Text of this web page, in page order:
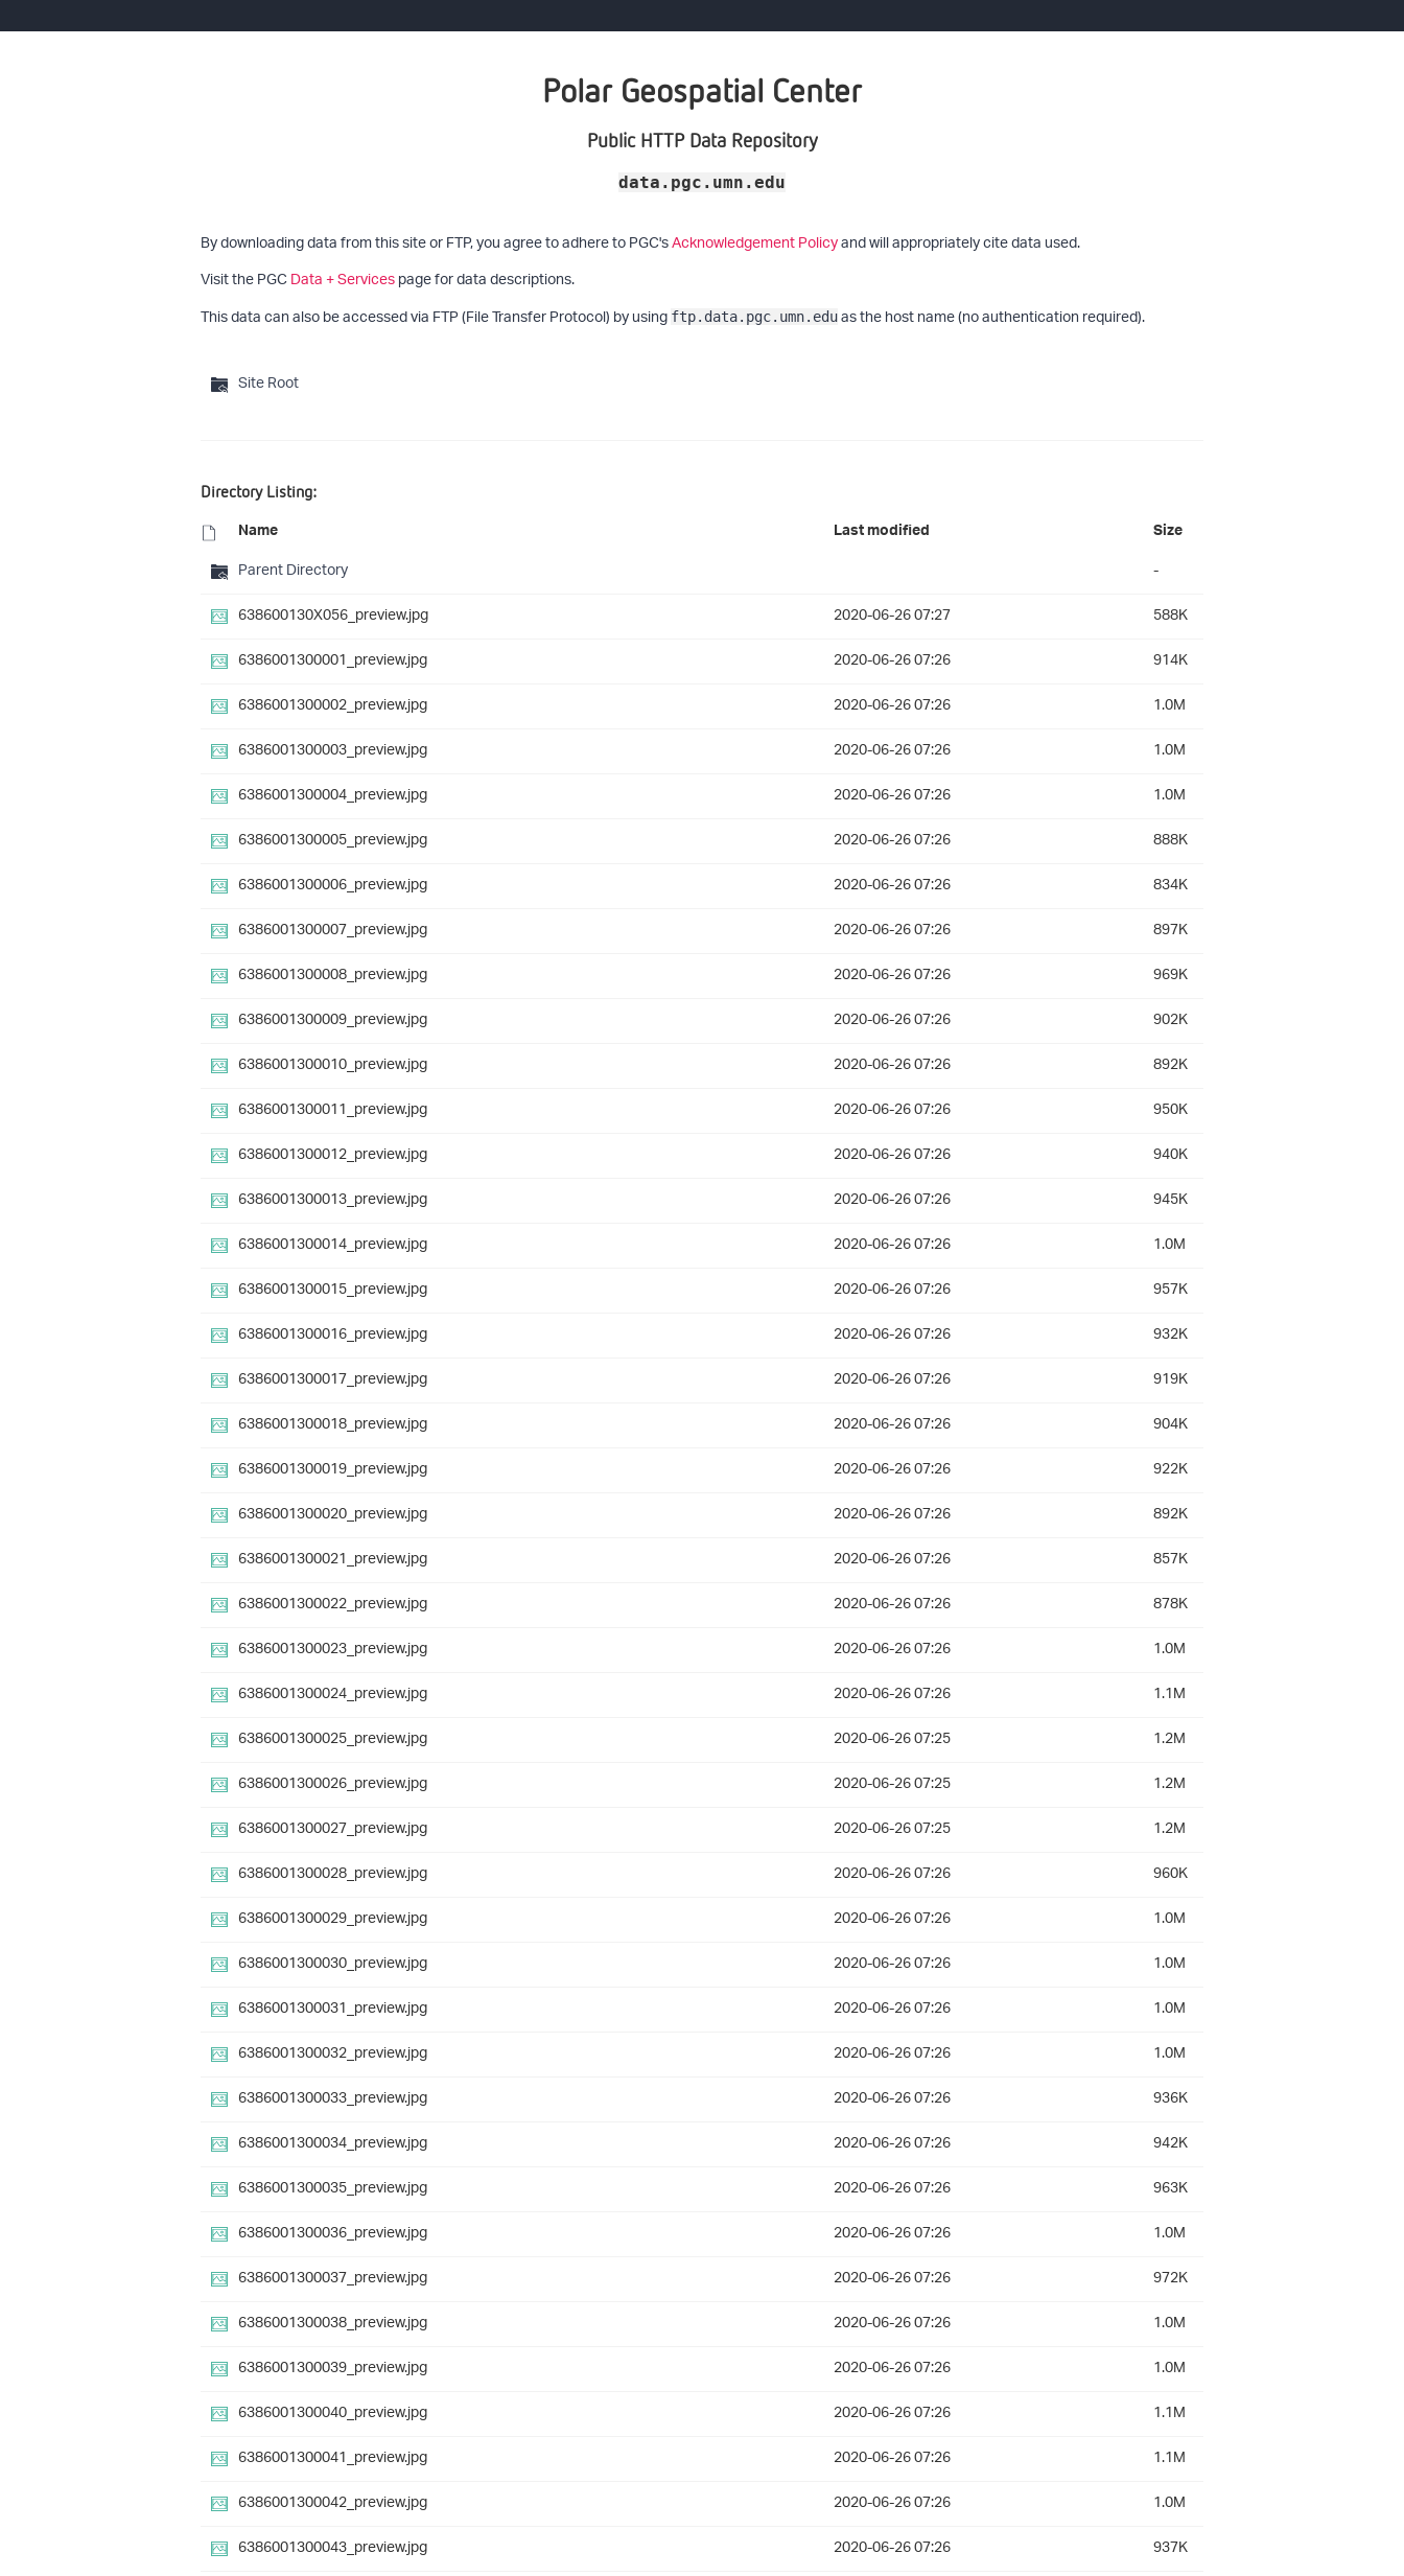
Polar Geospatial Center
Public HTTP Data Repository
data.pgc.umn.edu
By downloading data from this site or FTP, you agree to adhere to PGC'sAcknowledgement Policyand will appropriately cite data used.
Visit the PGCData + Servicespage for data descriptions.
This data can also be accessed via FTP (File Transfer Protocol) by using ftp.data.pgc.umn.eduas the host name (no authentication required).
Site Root
Directory Listing:
Name Last modified Size
Parent Directory
-
638600130X056_preview.jpg
2020-06-26 07:27
588K
6386001300001_preview.jpg
2020-06-26 07:26
914K
6386001300002_preview.jpg
2020-06-26 07:26
1.0M
6386001300003_preview.jpg
2020-06-26 07:26
1.0M
6386001300004_preview.jpg
2020-06-26 07:26
1.0M
6386001300005_preview.jpg
2020-06-26 07:26
888K
6386001300006_preview.jpg
2020-06-26 07:26
834K
6386001300007_preview.jpg
2020-06-26 07:26
897K
6386001300008_preview.jpg
2020-06-26 07:26
969K
6386001300009_preview.jpg
2020-06-26 07:26
902K
6386001300010_preview.jpg
2020-06-26 07:26
892K
6386001300011_preview.jpg
2020-06-26 07:26
950K
6386001300012_preview.jpg
2020-06-26 07:26
940K
6386001300013_preview.jpg
2020-06-26 07:26
945K
6386001300014_preview.jpg
2020-06-26 07:26
1.0M
6386001300015_preview.jpg
2020-06-26 07:26
957K
6386001300016_preview.jpg
2020-06-26 07:26
932K
6386001300017_preview.jpg
2020-06-26 07:26
919K
6386001300018_preview.jpg
2020-06-26 07:26
904K
6386001300019_preview.jpg
2020-06-26 07:26
922K
6386001300020_preview.jpg
2020-06-26 07:26
892K
6386001300021_preview.jpg
2020-06-26 07:26
857K
6386001300022_preview.jpg
2020-06-26 07:26
878K
6386001300023_preview.jpg
2020-06-26 07:26
1.0M
6386001300024_preview.jpg
2020-06-26 07:26
1.1M
6386001300025_preview.jpg
2020-06-26 07:25
1.2M
6386001300026_preview.jpg
2020-06-26 07:25
1.2M
6386001300027_preview.jpg
2020-06-26 07:25
1.2M
6386001300028_preview.jpg
2020-06-26 07:26
960K
6386001300029_preview.jpg
2020-06-26 07:26
1.0M
6386001300030_preview.jpg
2020-06-26 07:26
1.0M
6386001300031_preview.jpg
2020-06-26 07:26
1.0M
6386001300032_preview.jpg
2020-06-26 07:26
1.0M
6386001300033_preview.jpg
2020-06-26 07:26
936K
6386001300034_preview.jpg
2020-06-26 07:26
942K
6386001300035_preview.jpg
2020-06-26 07:26
963K
6386001300036_preview.jpg
2020-06-26 07:26
1.0M
6386001300037_preview.jpg
2020-06-26 07:26
972K
6386001300038_preview.jpg
2020-06-26 07:26
1.0M
6386001300039_preview.jpg
2020-06-26 07:26
1.0M
6386001300040_preview.jpg
2020-06-26 07:26
1.1M
6386001300041_preview.jpg
2020-06-26 07:26
1.1M
6386001300042_preview.jpg
2020-06-26 07:26
1.0M
6386001300043_preview.jpg
2020-06-26 07:26
937K